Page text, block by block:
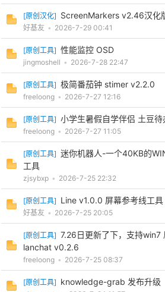
[原创汉化] ScreenMarkers v2.46汉化
好基友 • 2026-7-29 00:41
[原创工具] 性能监控 OSD
jingmoshell • 2026-7-28 22:47
[原创工具] 极简番茄钟 stimer v2.2.0
freeloong • 2026-7-27 12:16
[原创工具] 小学生暑假自学伴侣 土豆
freeloong • 2026-7-27 11:05
[原创工具] 迷你机器人-一个40KB的
工具
zjsybxp • 2026-7-25 22:32
[原创工具] Line v1.0.0 屏幕参考线工具
好基友 • 2026-7-25 20:05
[原创工具] 7.26日更新了下，支持win7
lanchat v0.2.6
freeloong • 2026-7-25 08:37
[原创工具] knowledge-grab 发布升级